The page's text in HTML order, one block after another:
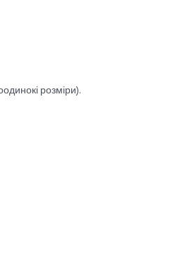
розміри).